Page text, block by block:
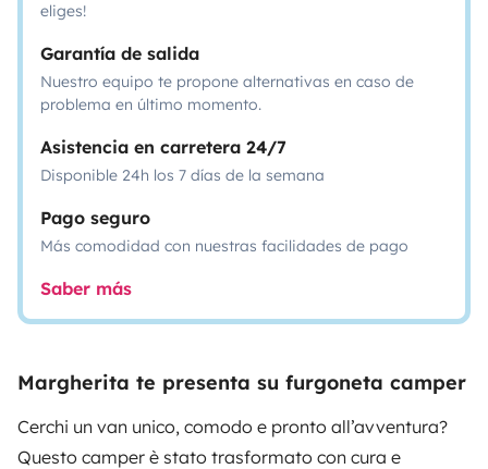
eliges!
Garantía de salida
Nuestro equipo te propone alternativas en caso de
problema en último momento.
Asistencia en carretera 24/7
Disponible 24h los 7 días de la semana
Pago seguro
Más comodidad con nuestras facilidades de pago
Saber más
Margherita te presenta su furgoneta camper
Cerchi un van unico, comodo e pronto all’avventura?
Questo camper è stato trasformato con cura e